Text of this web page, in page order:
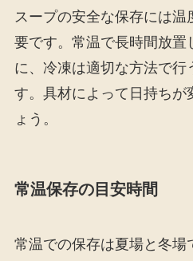
スープの安全な保存には
要です。常温で長時間放置
に、冷凍は適切な方法で行
す。具材によって日持ちが
ょう。
常温保存の目安時間
常温での保存は夏場と冬場